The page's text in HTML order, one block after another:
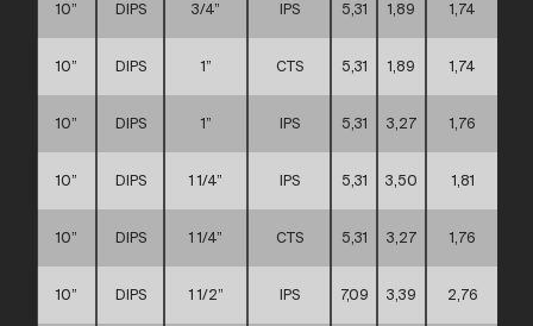
10” DIPS 3/4” IPS 5,31 1,89 1,74
10” DIPS 1” CTS 5,31 1,89 1,74
10” DIPS 1” IPS 5,31 3,27 1,76
10” DIPS 1 1/4” IPS 5,31 3,50 1,81
10” DIPS 1 1/4” CTS 5,31 3,27 1,76
10” DIPS 1 1/2” IPS 7,09 3,39 2,76